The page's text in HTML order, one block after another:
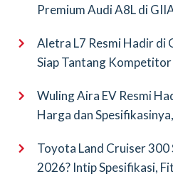
Premium Audi A8L di
Aletra L7 Resmi Hadir di
Siap Tantang Kompetitor
Wuling Aira EV Resmi
Harga dan
Toyota Land Cruiser 300
2026? Intip Spesifikasi,